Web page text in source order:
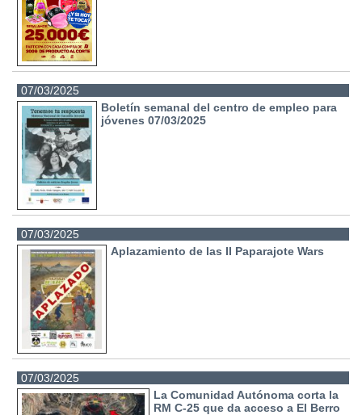
07/03/2025
Boletín semanal del centro de empleo para
jóvenes 07/03/2025
07/03/2025
Aplazamiento de las II Paparajote Wars
07/03/2025
La Comunidad Autónoma corta la
RM C-25 que da acceso a El Berro